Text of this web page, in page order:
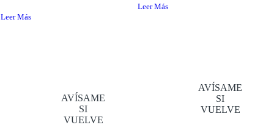
Leer Más
AVÍSAME
SI
VUELVE
Leer Más
AVÍSAME
SI
VUELVE